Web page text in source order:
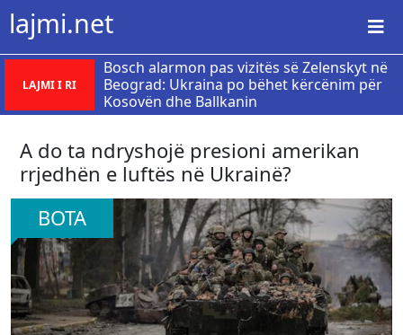
lajmi.net
LAJMI I RI
Bosch alarmon pas vizitës së Zelenskyt në
Beograd: Ukraina po bëhet kërcënim për
Kosovën dhe Ballkanin
A do ta ndryshojë presioni amerikan
rrjedhën e luftës në Ukrainë?
BOTA